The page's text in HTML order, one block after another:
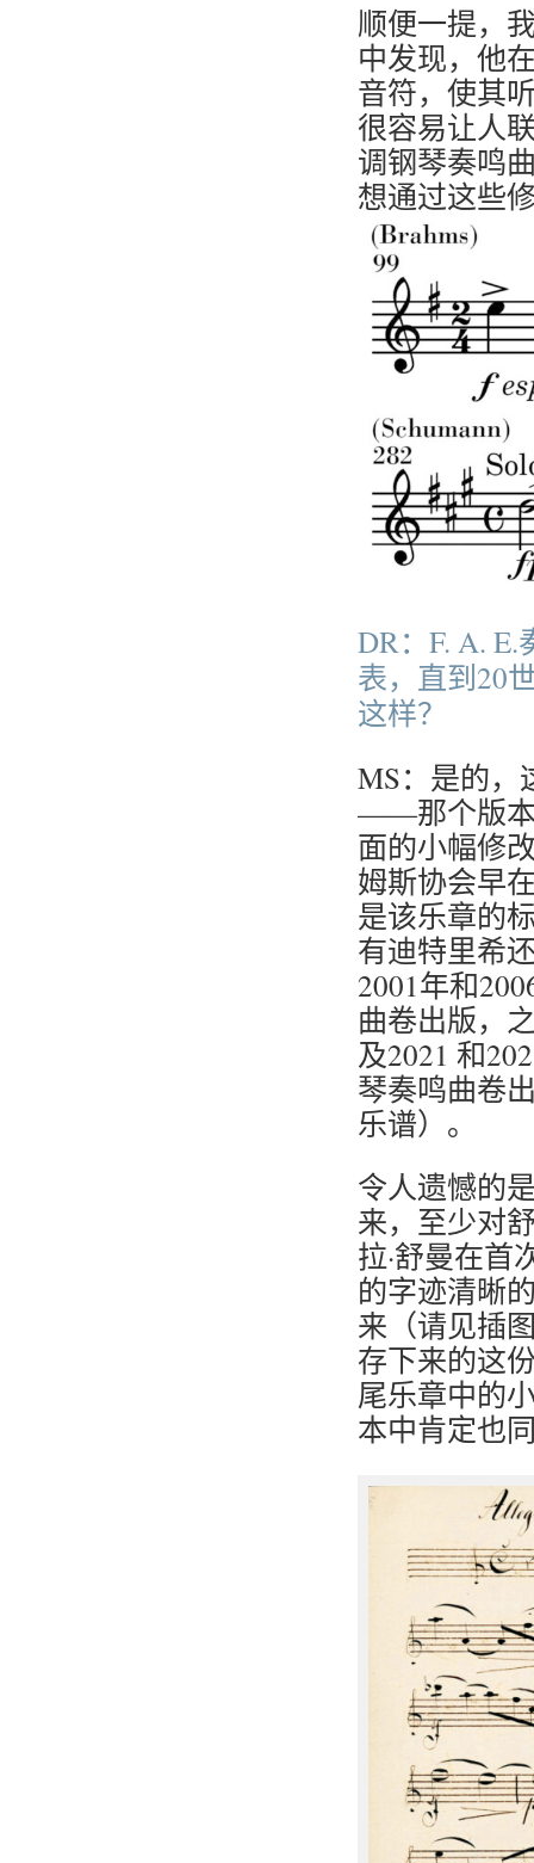
顺便一提，
中发现，他
音符，使其
很容易让人
调钢琴奏鸣
想通过这些
DR：F. A.
表，直到20
这样？
MS：是的，
——那个版本
面的小幅修
姆斯协会早
是该乐章的
有迪特里希
2001年和
曲卷出版，
及2021 和
琴奏鸣曲卷
乐谱）。
令人遗憾的
来，至少对
拉·舒曼在首
的字迹清晰
来（请见插
存下来的这
尾乐章中的
本中肯定也